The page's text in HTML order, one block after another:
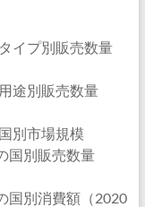
イプ別販売数量
途別販売数量
別市場規模
国別販売数量
国別消費額（2020